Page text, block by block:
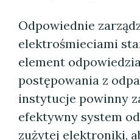
Odpowiednie
elektrośmieciami
element
postępowania z
instytucje powinny
efektywny system
zużytej elektroniki,